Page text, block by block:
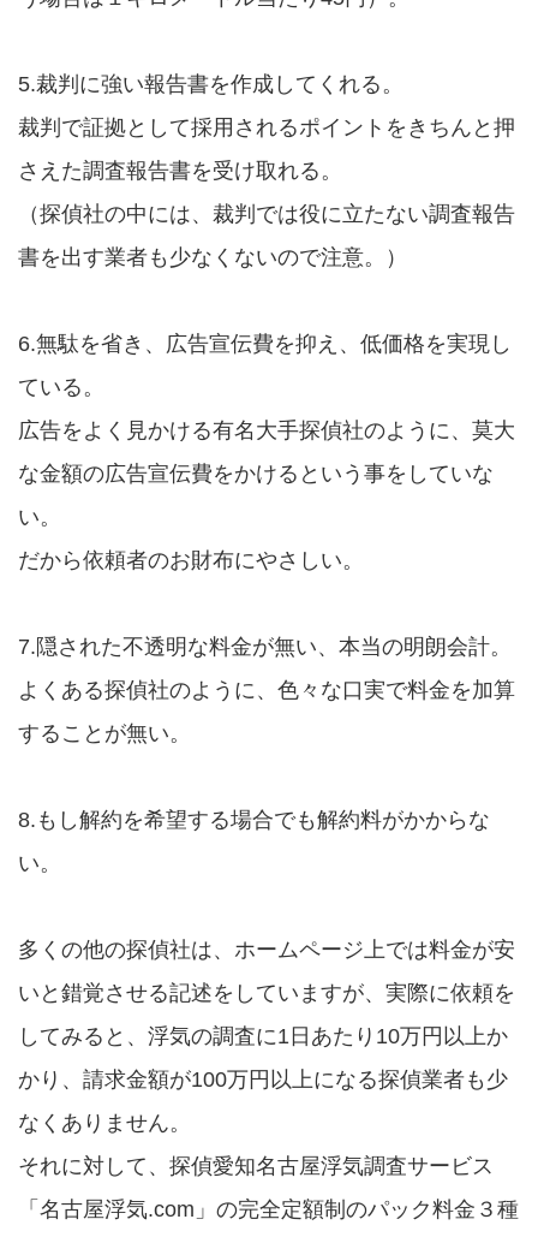
5.裁判に強い報告書を作成してくれる。
裁判で証拠として採用されるポイントをきちんと押
さえた調査報告書を受け取れる。
（探偵社の中には、裁判では役に立たない調査報告
書を出す業者も少なくないので注意。）
6.無駄を省き、広告宣伝費を抑え、低価格を実現し
ている。
広告をよく見かける有名大手探偵社のように、莫大
な金額の広告宣伝費をかけるという事をしていな
い。
だから依頼者のお財布にやさしい。
7.隠された不透明な料金が無い、本当の明朗会計。
よくある探偵社のように、色々な口実で料金を加算
することが無い。
8.もし解約を希望する場合でも解約料がかからな
い。
多くの他の探偵社は、ホームページ上では料金が安
いと錯覚させる記述をしていますが、実際に依頼を
してみると、浮気の調査に1日あたり10万円以上か
かり、請求金額が100万円以上になる探偵業者も少
なくありません。
それに対して、探偵愛知名古屋浮気調査サービス
「名古屋浮気.com」の完全定額制のパック料金３種